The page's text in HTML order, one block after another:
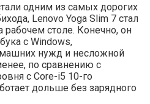
одним из самых дорогих
Lenovo Yoga Slim 7 стал
столе. Конечно, он
с Windows,
нужд и несложной
по сравнению с
с Core-i5 10-го
дольше без зарядного